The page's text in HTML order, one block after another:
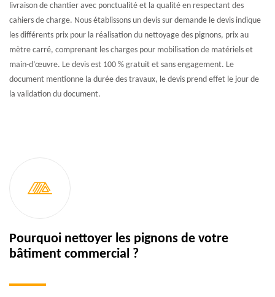
livraison de chantier avec ponctualité et la qualité en respectant des
cahiers de charge. Nous établissons un devis sur demande le devis indique
les différents prix pour la réalisation du nettoyage des pignons, prix au
mètre carré, comprenant les charges pour mobilisation de matériels et
main-d’œuvre. Le devis est 100 % gratuit et sans engagement. Le
document mentionne la durée des travaux, le devis prend effet le jour de
la validation du document.
Pourquoi nettoyer les pignons de votre
bâtiment commercial ?